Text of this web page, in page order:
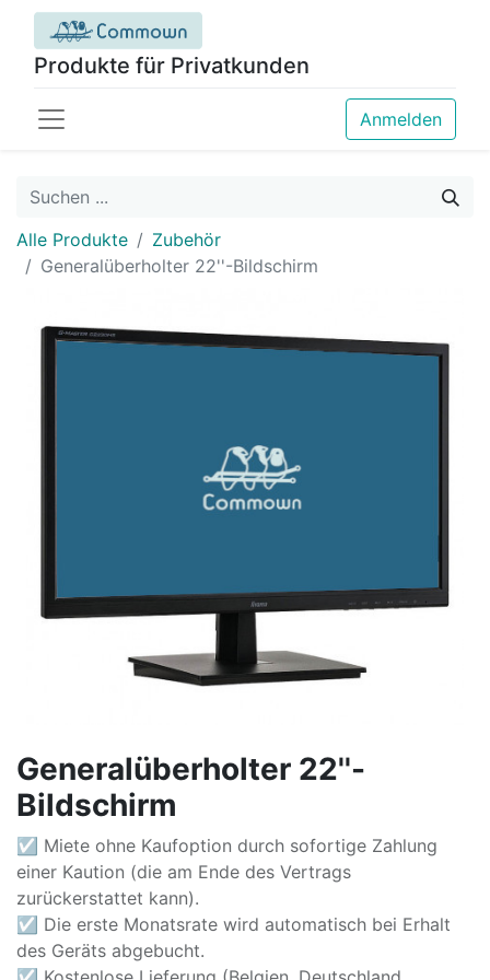
Produkte für Privatkunden
Anmelden
Alle Produkte
Zubehör
Generalüberholter 22''-Bildschirm
Generalüberholter 22''-
Bildschirm
☑ Miete ohne Kaufoption durch sofortige Zahlung
einer Kaution (die am Ende des Vertrags
zurückerstattet kann).
☑ Die erste Monatsrate wird automatisch bei Erhalt
des Geräts abgebucht.